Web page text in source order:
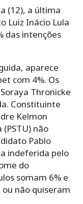
(12), a última
Luiz Inácio Lula
das intenções
aparece
com 4%. Os
Thronicke
Constituinte
Kelmon
(PSTU) não
Pablo
indeferida pelo
do
somam 6% e
não quiseram